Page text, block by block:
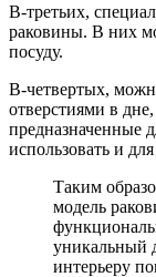
В-третьих,
раковины. В них
посуду.
В-четвертых,
отверстиями в
предназначенные
использовать и
Таким
модель
уникальный
интерьеру